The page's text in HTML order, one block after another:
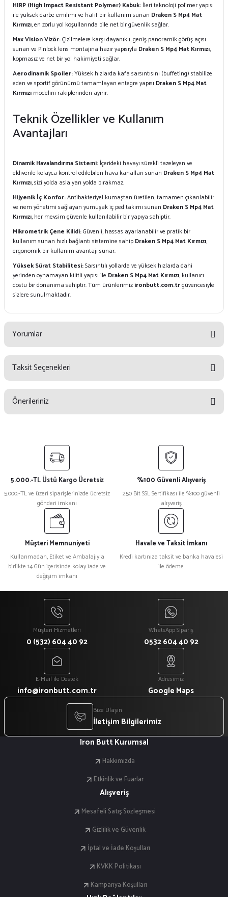
HIRP (High Impact Resistant Polymer) Kabuk: İleri teknoloji polimer yapısı
ile yüksek darbe emilimi ve hafif bir kullanım sunan Draken S Mp4 Mat
Kırmızı, en zorlu yol koşullarında bile net bir güvenlik sağlar.
Max Vision Vizör:Çizilmelere karşı dayanıklı, geniş panoramik görüş açısı
sunan ve Pinlock lens montajına hazır yapısıyla Draken S Mp4 Mat Kırmızı,
kopmasız ve net bir yol hakimiyeti sağlar.
Aerodinamik Spoiler:Yüksek hızlarda kafa sarsıntısını (buffeting) stabilize
eden ve sportif görünümü tamamlayan entegre yapısı Draken S Mp4 Mat
Kırmızı modelini rakiplerinden ayırır.
Teknik Özellikler ve Kullanım
Avantajları
Dinamik Havalandırma Sistemi: İçerideki havayı sürekli tazeleyen ve
eldivenle kolayca kontrol edilebilen hava kanalları sunan Draken S Mp4 Mat
Kırmızı, sizi yolda asla yarı yolda bırakmaz.
Hijyenik İç Konfor:Antibakteriyel kumaştan üretilen, tamamen çıkarılabilir
ve nem yönetimi sağlayan yumuşak iç ped takımı sunan Draken S Mp4 Mat
Kırmızı, her mevsim güvenle kullanılabilir bir yapıya sahiptir.
Mikrometrik Çene Kilidi:Güvenli, hassas ayarlanabilir ve pratik bir
kullanım sunan hızlı bağlantı sistemine sahip Draken S Mp4 Mat Kırmızı,
ergonomik bir kullanım avantajı sunar.
Yüksek Sürat Stabilitesi:Sarsıntılı yollarda ve yüksek hızlarda dahi
yerinden oynamayan kilitli yapısı ile Draken S Mp4 Mat Kırmızı, kullanıcı
dostu bir donanıma sahiptir. Tüm ürünlerimiz ironbutt.com.trgüvencesiyle
sizlere sunulmaktadır.
Yorumlar
Yorum Yaz
Taksit Seçenekleri
Önerileriniz
yetersiz gördüğünüz noktaları öneri formunu kullanarak tarafımıza
Görüş ve önerileriniz için teşekkür ederiz.
Ürün resmi kalitesiz, bozuk veya görüntülenemiyor.
Ürün açıklamasında eksik bilgiler bulunuyor.
Ürün bilgilerinde hatalar bulunuyor.
Ürün fiyatı diğer sitelerden daha pahalı.
Bu ürüne benzer farklı alternatifler olmalı.
5.000.-TL Üstü Kargo Ücretsiz
5.000.-TL ve üzeri siparişlerinizde ücretsiz
gönderi imkanı
%100 Güvenli Alışveriş
250 Bit SSL Sertifikası ile %100 güvenli
alışveriş
Müşteri Memnuniyeti
Kullanmadan, Etiket ve Ambalajıyla
birlikte 14 Gün içerisinde kolay iade ve
değişim imkanı
Havale ve Taksit İmkanı
Kredi kartınıza taksit ve banka havalesi
ile ödeme
Müşteri Hizmetleri
0 (532) 604 40 92
WhatsApp Sipariş
0532 604 40 92
E-Mail ile Destek
info@ironbutt.com.tr
Adresimiz
Google Maps
Bize Ulaşın
İletişim Bilgilerimiz
Iron Butt Kurumsal
Hakkımızda
Etkinlik ve Fuarlar
Alışveriş
Mesafeli Satış Sözleşmesi
Gizlilik ve Güvenlik
İptal ve İade Koşulları
KVKK Politikası
Kampanya Koşulları